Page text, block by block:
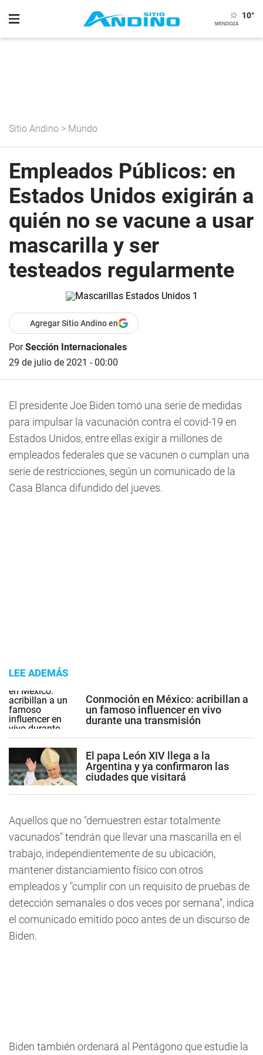
10°
Sitio Andino > Mundo
Empleados Públicos: en
Estados Unidos exigirán a
quién no se vacune a usar
mascarilla y ser
testeados regularmente
Agregar Sitio Andino en
PorSección Internacionales
29 de julio de 2021 - 00:00
El presidente Joe Biden tomó una serie de medidas
para impulsar la vacunación contra el covid-19 en
Estados Unidos, entre ellas exigir a millones de
empleados federales que se vacunen o cumplan una
serie de restricciones, según un comunicado de la
Casa Blanca difundido del jueves.
LEE ADEMÁS
Conmoción en México: acribillan a
un famoso influencer en vivo
durante una transmisión
El papa León XIV llega a la
Argentina y ya confirmaron las
ciudades que visitará
Aquellos que no "demuestren estar totalmente
vacunados" tendrán que llevar una mascarilla en el
trabajo, independientemente de su ubicación,
mantener distanciamiento físico con otros
empleados y "cumplir con un requisito de pruebas de
detección semanales o dos veces por semana", indica
el comunicado emitido poco antes de un discurso de
Biden.
Biden también ordenará al Pentágono que estudie la